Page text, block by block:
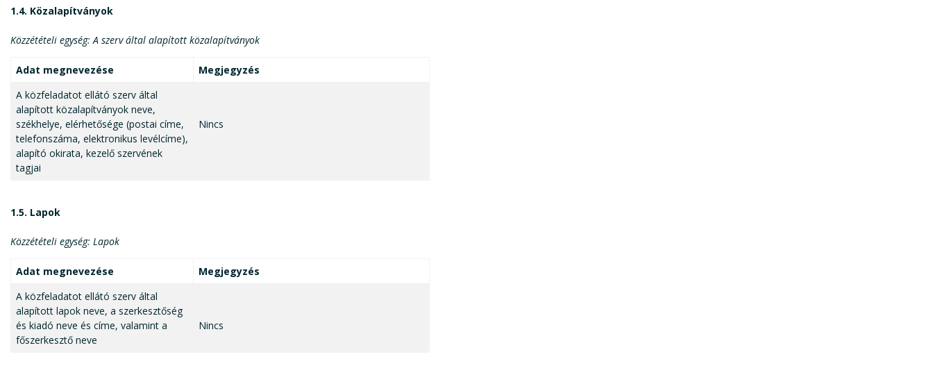
1.4. Közalapítványok
Közzétételi egység: A szerv által alapított közalapítványok
Adat megnevezése
Megjegyzés
A közfeladatot ellátó szerv által
alapított közalapítványok neve,
székhelye, elérhetősége (postai címe,
telefonszáma, elektronikus levélcíme),
alapító okirata, kezelő szervének
tagjai
Nincs
1.5. Lapok
Közzétételi egység: Lapok
Adat megnevezése
Megjegyzés
A közfeladatot ellátó szerv által
alapított lapok neve, a szerkesztőség
és kiadó neve és címe, valamint a
főszerkesztő neve
Nincs